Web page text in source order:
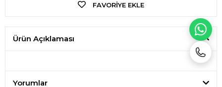
FAVORIYE EKLE
Ürün Açıklaması
Yorumlar